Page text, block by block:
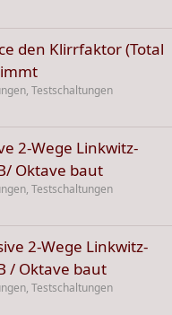
den Klirrfaktor (Total
Testschaltungen
2-Wege Linkwitz-
Oktave baut
Testschaltungen
2-Wege Linkwitz-
/ Oktave baut
Testschaltungen